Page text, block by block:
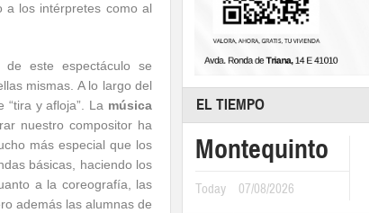
a los intérpretes como al
de este espectáculo se
mismas. A lo largo del
y afloja”. La música
nuestro compositor ha
más especial que los
básicas, haciendo los
a la coreografía, las
además las alumnas de
EL TIEMPO
Montequinto
Today 07/08/2026